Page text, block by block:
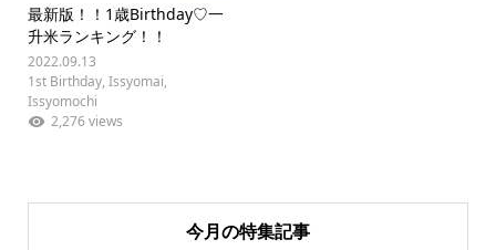
最新版！！1歳Birthday♡一
升米ランキング！！
2022.09.13
1st Birthday, Issyomai,
Issyomochi
2,276 views
今月の特集記事